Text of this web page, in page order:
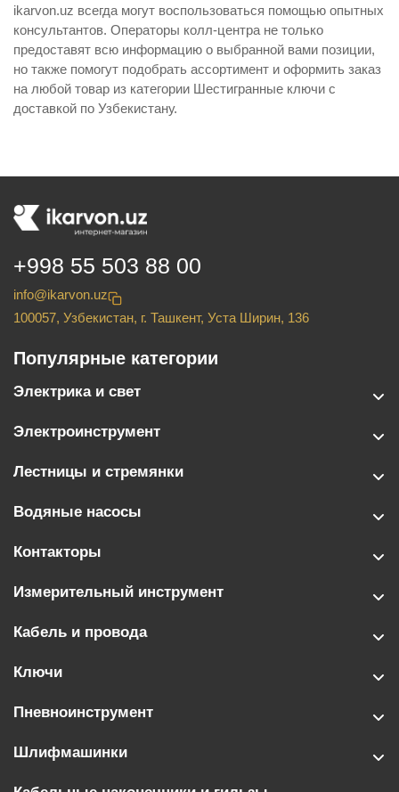
ikarvon.uz всегда могут воспользоваться помощью опытных
консультантов. Операторы колл-центра не только
предоставят всю информацию о выбранной вами позиции,
но также помогут подобрать ассортимент и оформить заказ
на любой товар из категории Шестигранные ключи с
доставкой по Узбекистану.
+998 55 503 88 00
info@ikarvon.uz
100057, Узбекистан, г. Ташкент, Уста Ширин, 136
Популярные категории
Электрика и свет
Электроинструмент
Лестницы и стремянки
Водяные насосы
Контакторы
Измерительный инструмент
Кабель и провода
Ключи
Пневноинструмент
Шлифмашинки